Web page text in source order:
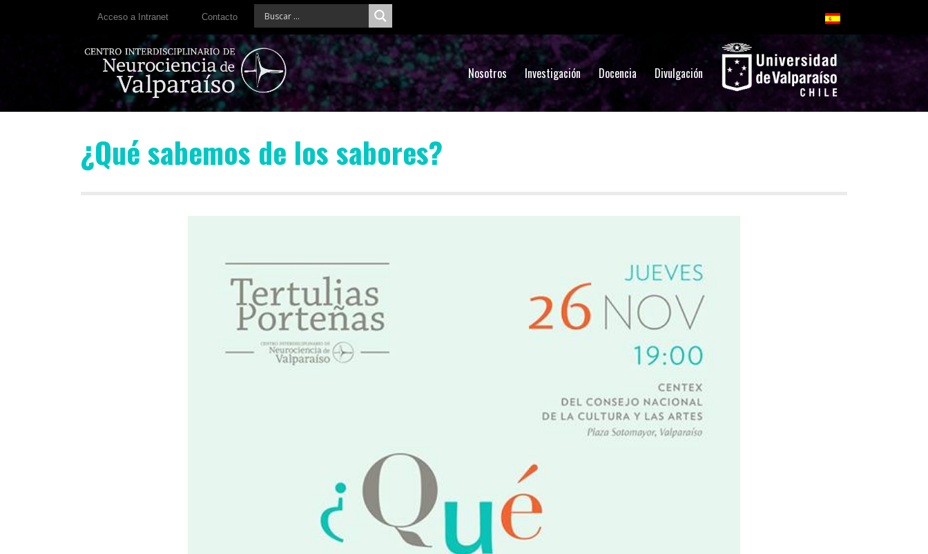
Acceso a Intranet Contacto
Nosotros Investigación Docencia Divulgación
¿Qué sabemos de los sabores?